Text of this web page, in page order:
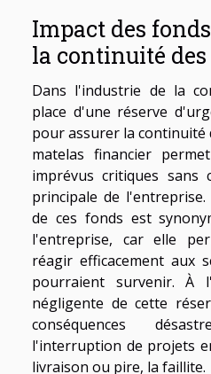
Impact des
la continuité
Dans l'industrie de la
place d'une réserve
pour assurer la continuité
matelas financier
imprévus critiques sans
principale de
de ces fonds est
l'entreprise, car elle
réagir efficacement aux
pourraient survenir. À
négligente de cette
conséquences
l'interruption de projets
livraison ou pire, la faillite.